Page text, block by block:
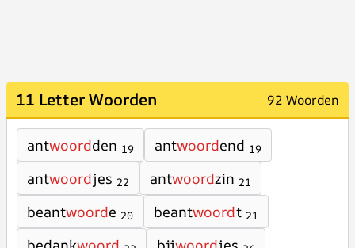
11 Letter Woorden 92 Woorden
antwoordden 19 antwoordend 19
antwoordjes 22 antwoordzin 21
beantwoorde 20 beantwoordt 21